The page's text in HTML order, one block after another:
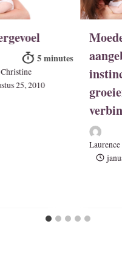
25, 2010